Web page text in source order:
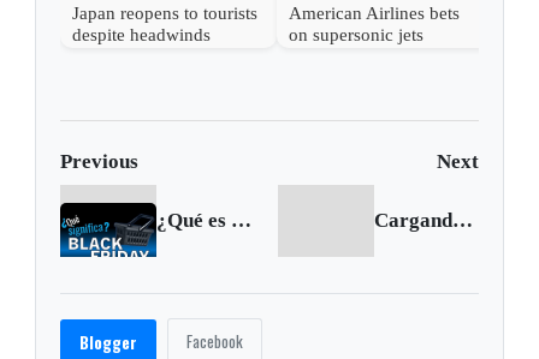
Japan reopens to tourists
despite headwinds
American Airlines bets
on supersonic jets
Previous Next
¿Qué es Black Friday y de dónde surgió? Cargando siguiente...
Blogger Facebook